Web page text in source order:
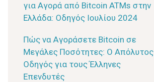
για Αγορά από Bitcoin ATMs στην
Ελλάδα: Οδηγός Ιουλίου 2024
Πώς να Αγοράσετε Bitcoin σε
Μεγάλες Ποσότητες: Ο Απόλυτος
Οδηγός για τους Έλληνες
Επενδυτές